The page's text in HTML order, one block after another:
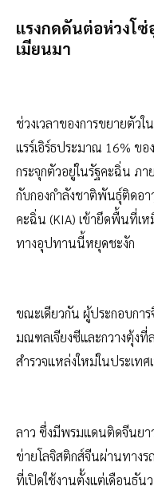
แรงกดดันต่อห่วงโ
เมียนมา
ช่วงเวลาของการขยายตัวใ
แรร์เอิร์ธประมาณ 16% ข
กระจุกตัวอยู่ในรัฐคะฉิ่น ภา
กับกองกำลังชาติพันธุ์ติดอา
คะฉิ่น (KIA) เข้ายึดพื้นที่เ
ทางอุปทานนี้หยุดชะงัก
ขณะเดียวกัน ผู้ประกอบก
มณฑลเจียงซีและกวางตุ้งที่
สำรวจแหล่งใหม่ในประเท
ลาว ซึ่งมีพรมแดนติดจีนยาว
ข่ายโลจิสติกส์จีนผ่านทางร
ที่เปิดใช้งานตั้งแต่เดือนธั